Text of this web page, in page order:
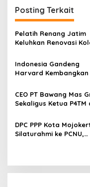
g
a
s
p
o
s
Posting Terkait
Pelatih Renang Jatim
Keluhkan Renovasi
Persiapan Menuju PON
Terganggu
Indonesia Gandeng
Harvard Kembangkan
Dunia
CEO PT Bawang Mas
Sekaligus Ketua P4TM
Tembakau di Madura
DPC PPP Kota
Silaturahmi ke PCNU,